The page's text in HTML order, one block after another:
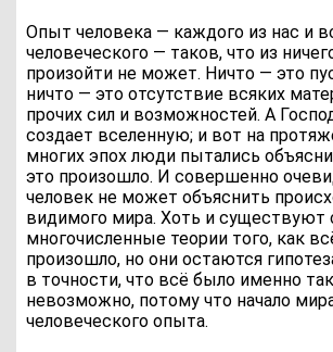
Опыт человека — каждого из нас и
человеческого — таков, что из
произойти не может. Ничто — это
ничто — это отсутствие всяких
прочих сил и возможностей. А
создает вселенную; и вот на
многих эпох люди пытались
это произошло. И совершенно
человек не может объяснить
видимого мира. Хоть и существуют
многочисленные теории того, как
произошло, но они остаются
в точности, что всё было именно
невозможно, потому что начало
человеческого опыта.